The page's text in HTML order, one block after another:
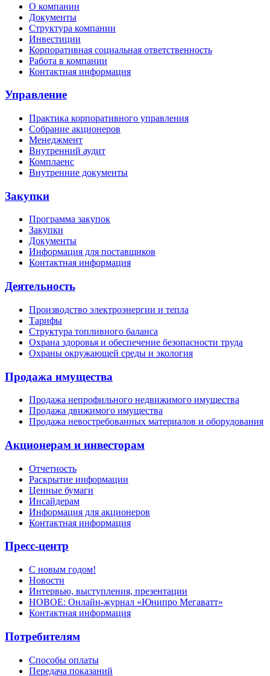
О компании
Документы
Структура компании
Инвестиции
Корпоративная социальная ответственность
Работа в компании
Контактная информация
Управление
Практика корпоративного управления
Собрание акционеров
Менеджмент
Внутренний аудит
Комплаенс
Внутренние документы
Закупки
Программа закупок
Закупки
Документы
Информация для поставщиков
Контактная информация
Деятельность
Производство электроэнергии и тепла
Тарифы
Структура топливного баланса
Охрана здоровья и обеспечение безопасности труда
Охраны окружающей среды и экология
Продажа имущества
Продажа непрофильного недвижимого имущества
Продажа движимого имущества
Продажа невостребованных материалов и оборудования
Акционерам и инвесторам
Отчетность
Раскрытие информации
Ценные бумаги
Инсайдерам
Информация для акционеров
Контактная информация
Пресс-центр
С новым годом!
Новости
Интервью, выступления, презентации
НОВОЕ: Онлайн-журнал «Юнипро Мегаватт»
Контактная информация
Потребителям
Способы оплаты
Передача показаний